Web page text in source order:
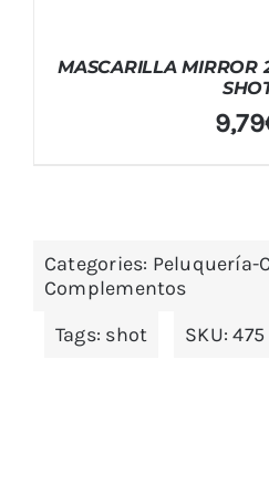
MASCARILLA MIRROR
9,79
Categories: Peluquería-
Complementos
Tags: shot SKU:475